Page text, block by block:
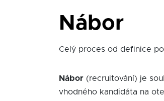
Nábor
Celý proces od definice
Nábor (recruitování) je
vhodného kandidáta na